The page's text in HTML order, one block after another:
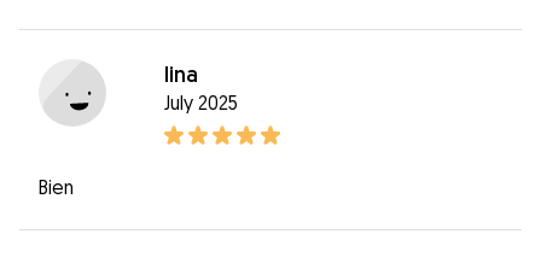
lina
July 2025
Bien